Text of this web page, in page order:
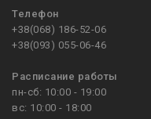
Телефон
+38(068) 186-52-06
+38(093) 055-06-46
Расписание работы
пн-сб: 10:00 - 19:00
вс: 10:00 - 18:00